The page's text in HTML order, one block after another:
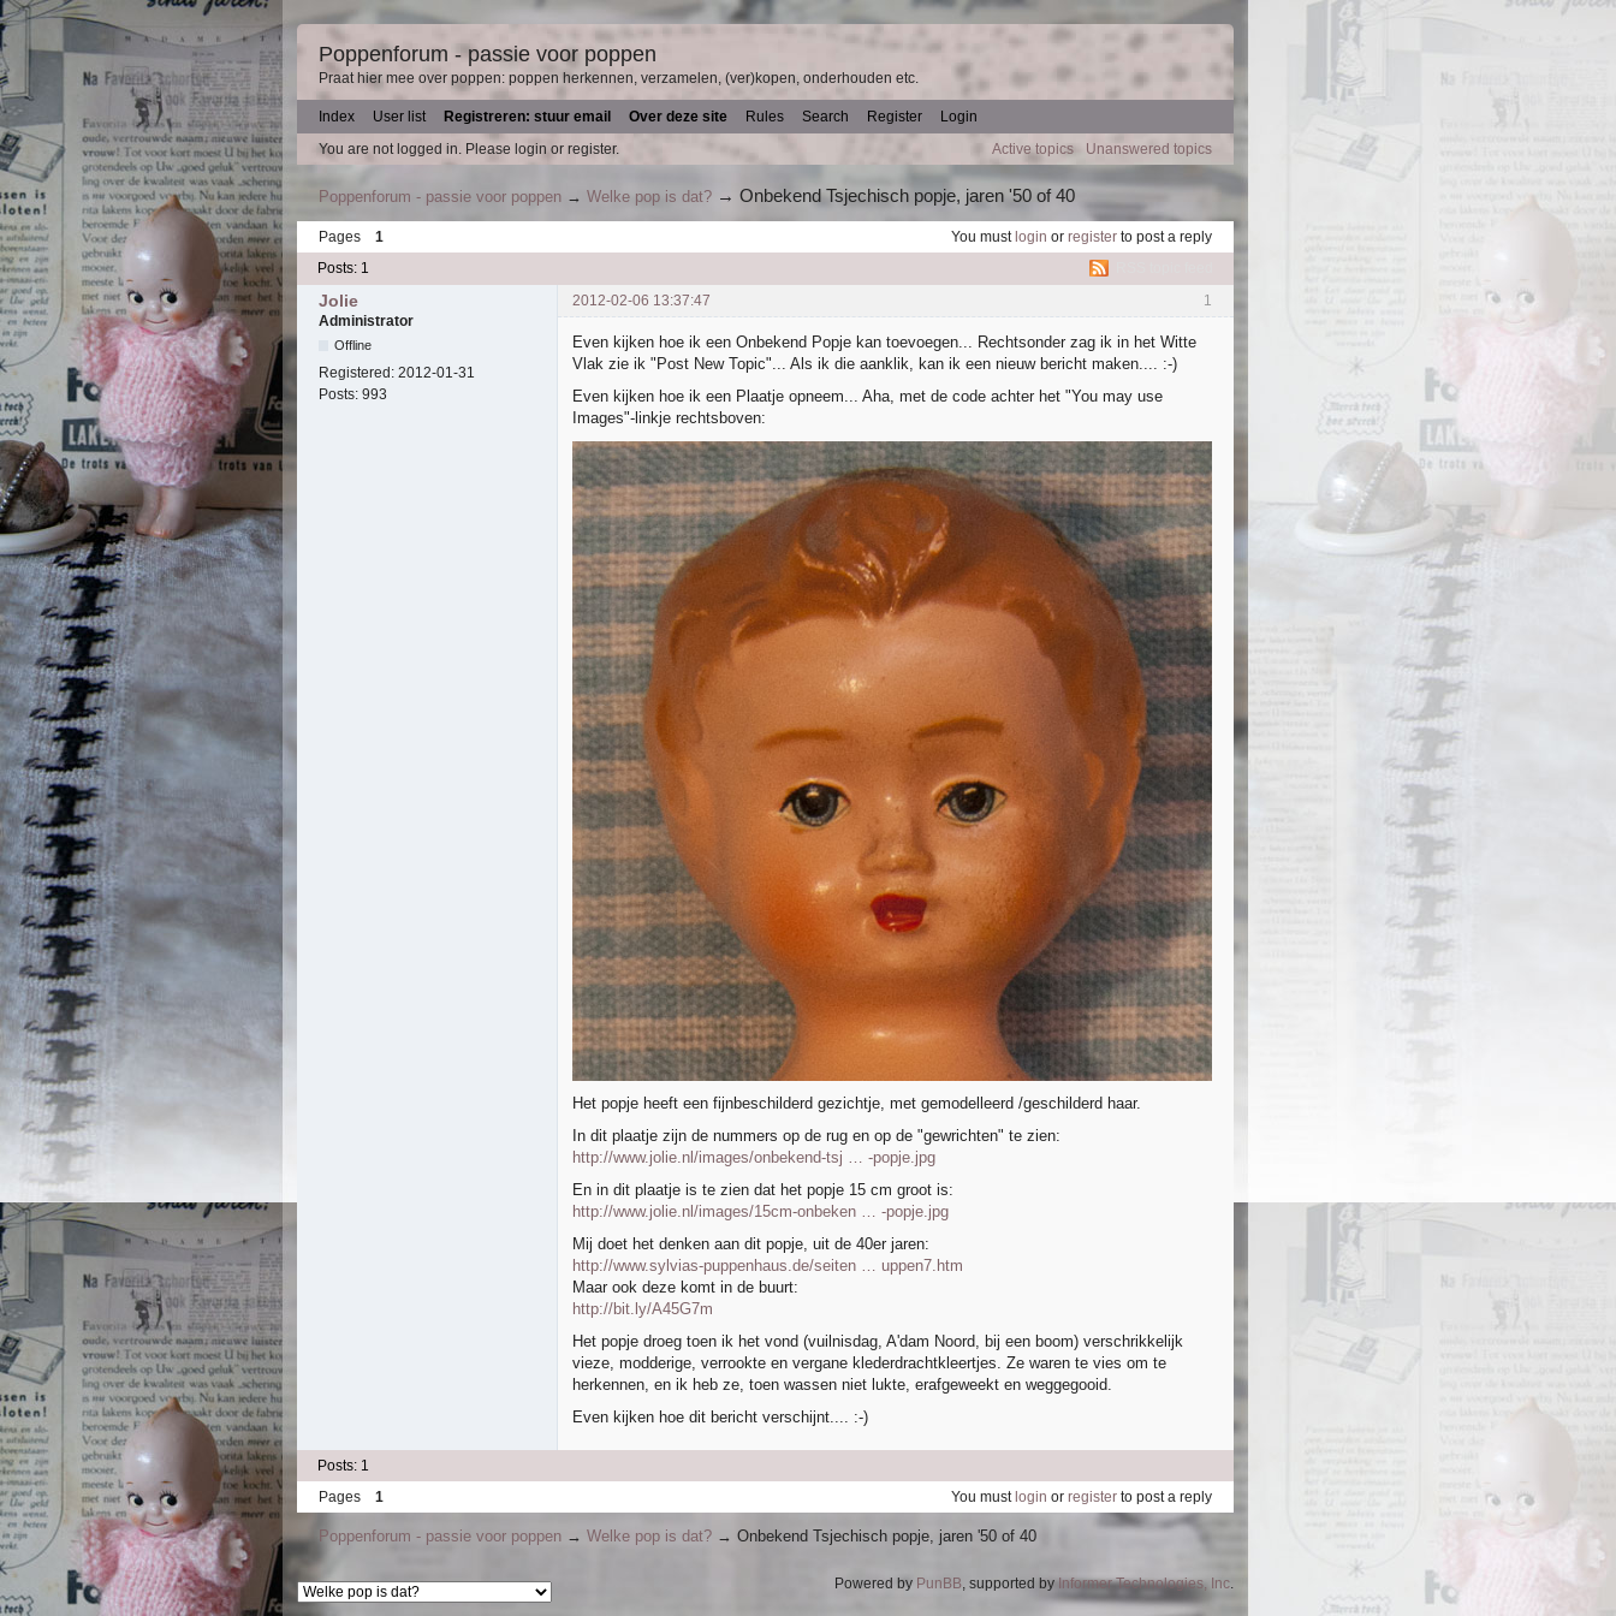
Poppenforum - passie voor poppen
Praat hier mee over poppen: poppen herkennen, verzamelen, (ver)kopen, onderhouden etc.
Index User list Registreren: stuur email Over deze site Rules Search Register
Login
You are not logged in. Please login or register. Active topics Unanswered topics
Poppenforum - passie voor poppen →Welke pop is dat? →Onbekend Tsjechisch popje, jaren '50 of 40
Pages 1 You must login or register to post a reply
Posts: 1
1
Jolie
2012-02-06 13:37:47
Administrator
Offline
Registered: 2012-01-31
Posts: 993
Even kijken hoe ik een Onbekend Popje kan toevoegen... Rechtsonder zag ik in het Witte
Vlak zie ik "Post New Topic"... Als ik die aanklik, kan ik een nieuw bericht maken.... :-)
Even kijken hoe ik een Plaatje opneem... Aha, met de code achter het "You may use
Images"-linkje rechtsboven:
Het popje heeft een fijnbeschilderd gezichtje, met gemodelleerd /geschilderd haar.
In dit plaatje zijn de nummers op de rug en op de "gewrichten" te zien:
http://www.jolie.nl/images/onbekend-tsj … -popje.jpg
En in dit plaatje is te zien dat het popje 15 cm groot is:
http://www.jolie.nl/images/15cm-onbeken … -popje.jpg
Mij doet het denken aan dit popje, uit de 40er jaren:
http://www.sylvias-puppenhaus.de/seiten … uppen7.htm
Maar ook deze komt in de buurt:
http://bit.ly/A45G7m
Het popje droeg toen ik het vond (vuilnisdag, A'dam Noord, bij een boom) verschrikkelijk
vieze, modderige, verrookte en vergane klederdrachtkleertjes. Ze waren te vies om te
herkennen, en ik heb ze, toen wassen niet lukte, erafgeweekt en weggegooid.
Even kijken hoe dit bericht verschijnt.... :-)
Posts: 1
Pages
1 You must login or register to post a reply
Poppenforum - passie voor poppen →Welke pop is dat? →Onbekend Tsjechisch popje, jaren '50 of 40
Powered by PunBB, supported by Informer Technologies, Inc.